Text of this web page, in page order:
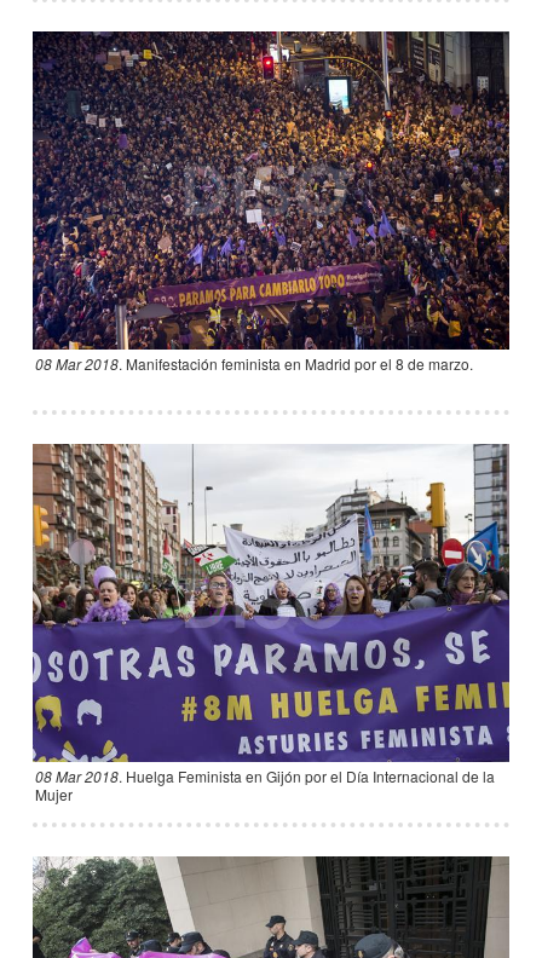
08 Mar 2018. Manifestación feminista en Madrid por el 8 de marzo.
08 Mar 2018. Huelga Feminista en Gijón por el Día Internacional de la
Mujer